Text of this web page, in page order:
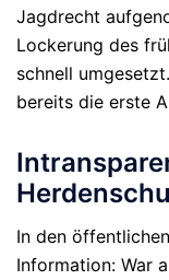
Jagdrecht
Lockerung des
schnell
bereits die erste
In den
Information: War